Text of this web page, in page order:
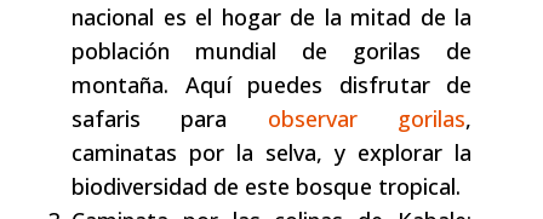
nacional es el hogar de la mitad de la
población mundial de gorilas de
montaña. Aquí puedes disfrutar de
safaris para observar gorilas,
caminatas por la selva, y explorar la
biodiversidad de este bosque tropical.